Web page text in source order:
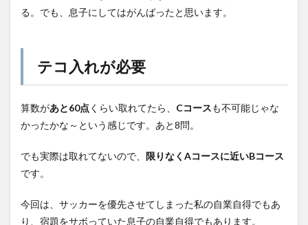
る。でも、息子にしてはがんばったと思います。
テコ入れが必要
算数があと60点くらい取れてたら、 Cコースも不可能じゃな
かったかな～という感じです。あと8問。
でも実際は取れてないので、 限りなくAコースに近いBコース
です。
今回は、サッカーを優先させてしまった私の自業自得でもあ
り、宿題をサボっていた息子の自業自得でもあります。